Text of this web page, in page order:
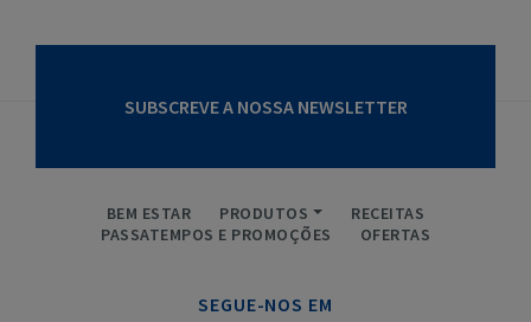
SUBSCREVE A NOSSA NEWSLETTER
BEM ESTAR PRODUTOS
RECEITAS
PASSATEMPOS E PROMOÇÕES
OFERTAS
SEGUE-NOS EM